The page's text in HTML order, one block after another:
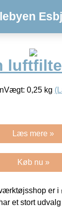
0,25 kg
Læs mere »
Køb nu »
er i
et stort